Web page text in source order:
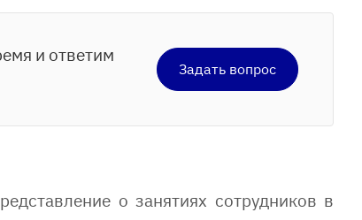
и ответим
Задать вопрос
о занятиях сотрудников в